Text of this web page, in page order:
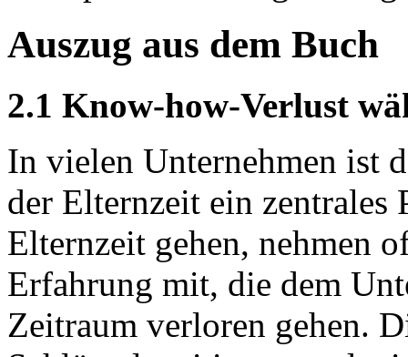
Auszug aus dem Buch
2.1 Know-how-Verlust
In vielen Unternehmen ist
der Elternzeit ein
Elternzeit gehen, nehmen
Erfahrung mit, die dem
Zeitraum verloren gehen.